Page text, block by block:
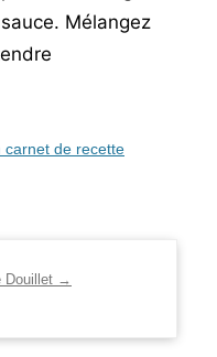
Mélangez
carnet de recette
Douillet →